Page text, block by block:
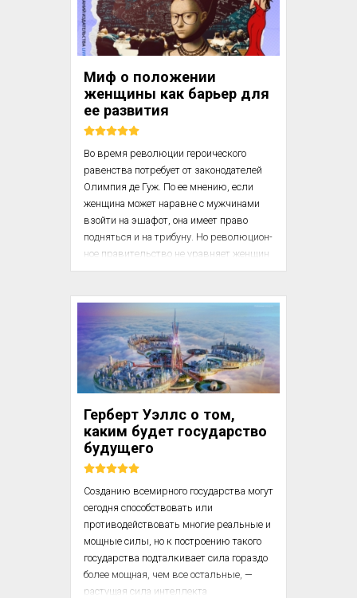
бессонные ночи над оплачиваемой
грошами перепиской вместо отдыха». [...]
Комитет также приходят на помощь,
учреждая стипенди...
Миф о положении
женщины как барьер для
ее развития
Во время революции героического
равенства потребует от законодателей
Олимпия де Гуж. По ее мнению, если
женщина может наравне с мужчинами
взойти на эшафот, она имеет право
подняться и на трибуну. Но революцион­
ное правительство не уравняет женщин
в правах с мужчи­нами, и политическая
закрытой. На эшафот женщин станут
отправлять наравне с мужчинами, и
зачастую по совершенно нелепым
обвинениям — как, например, мадам
Шальгрен, пригово­ренную к смерти за
присвоение 20 фунтов свечей. Но под­
отказ ответить на неж­ные чувства зн...
Герберт Уэллс о том,
каким будет государство
будущего
Созданию всемирного государства могут
сегодня способствовать или
противодействовать многие реальные и
мощные силы, но к построению такого
государства подталкивает сила гораздо
более мощная, чем все остальные, —
растущая сила интеллекта